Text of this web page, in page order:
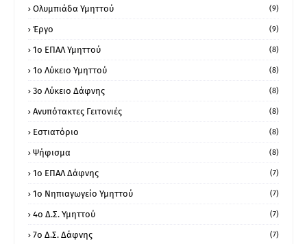
Ολυμπιάδα Υμηττού (9)
Έργο (9)
1o ΕΠΑΛ Υμηττού (8)
1ο Λύκειο Υμηττού (8)
3ο Λύκειο Δάφνης (8)
Ανυπότακτες Γειτονιές (8)
Εστιατόριο (8)
Ψήφισμα (8)
1ο ΕΠΑΛ Δάφνης (7)
1ο Νηπιαγωγείο Υμηττού (7)
4ο Δ.Σ. Υμηττού (7)
7ο Δ.Σ. Δάφνης (7)